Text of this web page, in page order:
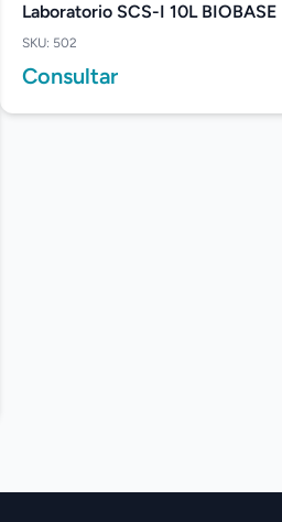
Laboratorio SCS-I 10L BIOBASE
SKU: 502
Consultar